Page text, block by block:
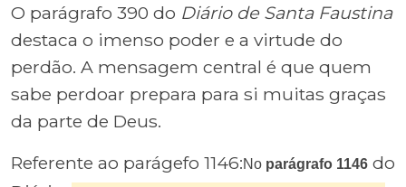
O parágrafo 390 do Diário de Santa Faustina
destaca o imenso poder e a virtude do
perdão. A mensagem central é que quem
sabe perdoar prepara para si muitas graças
da parte de Deus.
Referente ao parágefo 1146:No parágrafo 1146 do